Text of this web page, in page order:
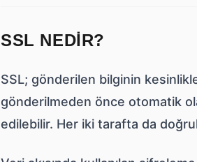
SSL NEDIR?
SSL; gönderilen bilginin
gönderilmeden önce otomatik
edilebilir. Her iki tarafta da